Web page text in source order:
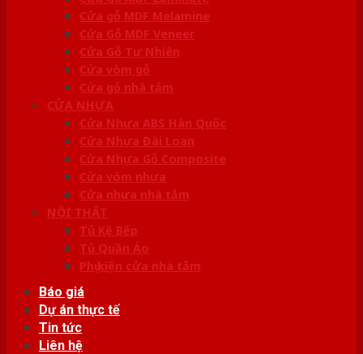
Cửa gỗ MDF Melamine
Cửa Gỗ MDF Veneer
Cửa Gỗ Tự Nhiên
Cửa vòm gỗ
Cửa gỗ nhà tắm
CỬA NHỰA
Cửa Nhựa ABS Hàn Quốc
Cửa Nhựa Đài Loan
Cửa Nhựa Gỗ Composite
Cửa vòm nhựa
Cửa nhựa nhà tắm
NỘI THẤT
Tủ Kệ Bếp
Tủ Quần Áo
Phụ kiện cửa nhà tắm
Báo giá
Dự án thực tế
Tin tức
Liên hệ